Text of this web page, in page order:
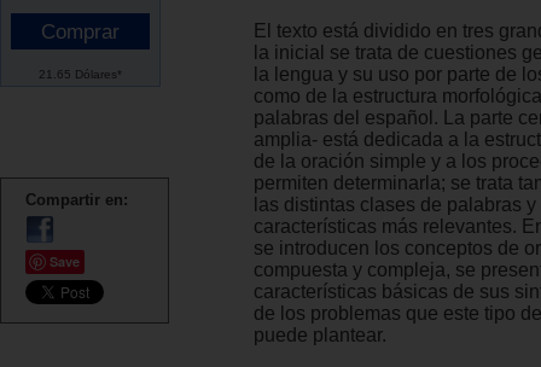
21.65 Dólares*
Compartir en:
Save
El texto está dividido en tres
la inicial se trata de cuestiones
la lengua y su uso por parte de
como de la estructura
palabras del español. La parte
amplia- está dedicada a la
de la oración simple y a los
permiten determinarla; se trata
las distintas clases de palabras y
características más relevantes.
se introducen los conceptos de
compuesta y compleja, se
características básicas de sus
de los problemas que este tipo
puede plantear.